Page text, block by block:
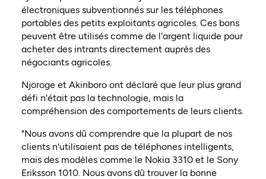
électroniques subventionnés sur les téléphones
portables des petits exploitants agricoles. Ces bons
peuvent être utilisés comme de l'argent liquide pour
acheter des intrants directement auprès des
négociants agricoles.
Njoroge et Akinboro ont déclaré que leur plus grand
défi n'était pas la technologie, mais la
compréhension des comportements de leurs clients.
"Nous avons dû comprendre que la plupart de nos
clients n'utilisaient pas de téléphones intelligents,
mais des modèles comme le Nokia 3310 et le Sony
Eriksson 1010. Nous avons dû trouver la bonne